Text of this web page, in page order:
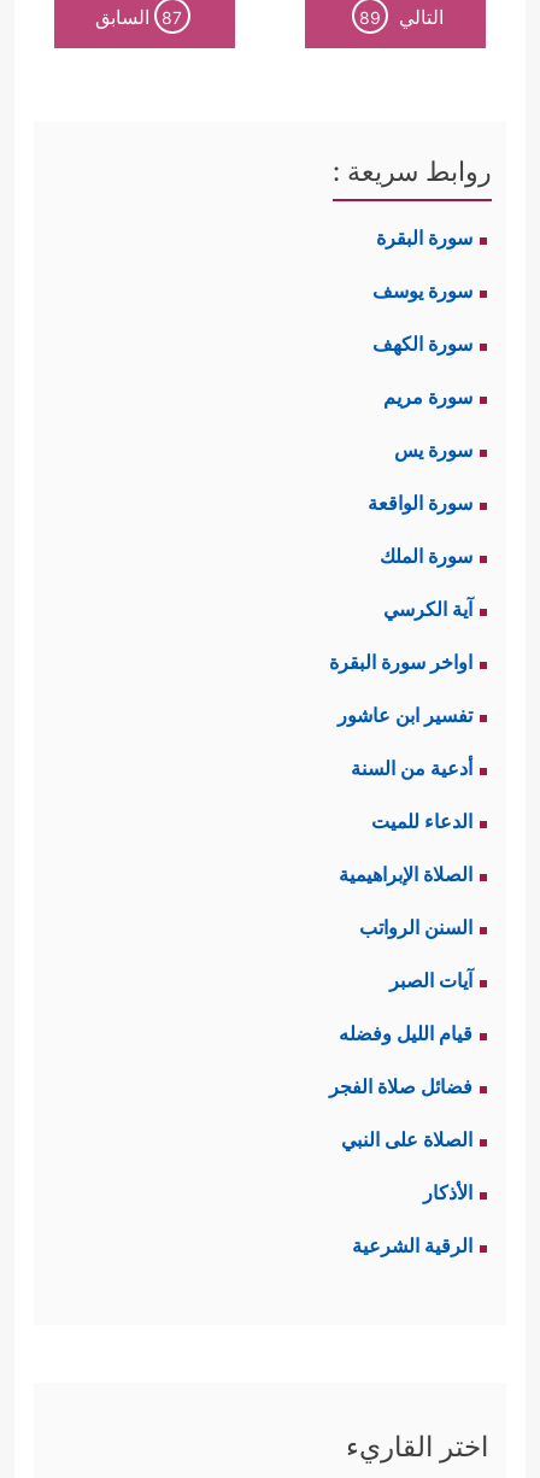
التالي 89
87 السابق
روابط سريعة :
سورة البقرة
سورة يوسف
سورة الكهف
سورة مريم
سورة يس
سورة الواقعة
سورة الملك
آية الكرسي
اواخر سورة البقرة
تفسير ابن عاشور
أدعية من السنة
الدعاء للميت
الصلاة الإبراهيمية
السنن الرواتب
آيات الصبر
قيام الليل وفضله
فضائل صلاة الفجر
الصلاة على النبي
الأذكار
الرقية الشرعية
اختر القاريء